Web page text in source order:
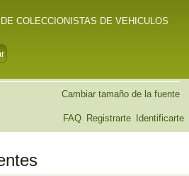
COLECCIONISTAS DE VEHICULOS
Cambiar tamaño de la fuente
FAQ Registrarte Identificarte